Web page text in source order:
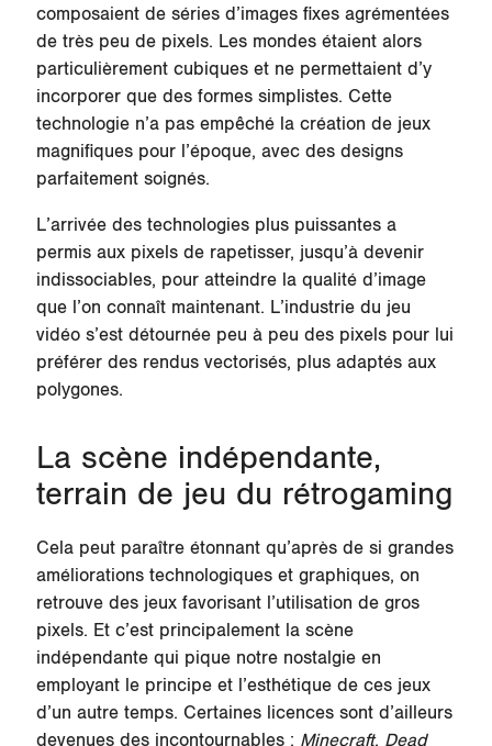
composaient de séries d’images fixes agrémentées
de très peu de pixels. Les mondes étaient alors
particulièrement cubiques et ne permettaient d’y
incorporer que des formes simplistes. Cette
technologie n’a pas empêché la création de jeux
magnifiques pour l’époque, avec des designs
parfaitement soignés.
L’arrivée des technologies plus puissantes a
permis aux pixels de rapetisser, jusqu’à devenir
indissociables, pour atteindre la qualité d’image
que l’on connaît maintenant. L’industrie du jeu
vidéo s’est détournée peu à peu des pixels pour lui
préférer des rendus vectorisés, plus adaptés aux
polygones.
La scène indépendante,
terrain de jeu du rétrogaming
Cela peut paraître étonnant qu’après de si grandes
améliorations technologiques et graphiques, on
retrouve des jeux favorisant l’utilisation de gros
pixels. Et c’est principalement la scène
indépendante qui pique notre nostalgie en
employant le principe et l’esthétique de ces jeux
d’un autre temps. Certaines licences sont d’ailleurs
devenues des incontournables : Minecraft, Dead